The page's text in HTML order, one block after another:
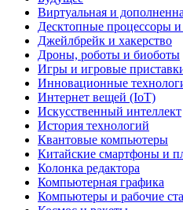
Виртуальная и
Десктопные процессоры
Джейлбрейк и хакерство
Дроны, роботы и биоботы
Игры и игровые
Инновационные
Интернет вещей (IoT)
Искусственный интеллект
История технологий
Квантовые компьютеры
Китайские смартфоны и
Колонка редактора
Компьютерная графика
Компьютеры и рабочие